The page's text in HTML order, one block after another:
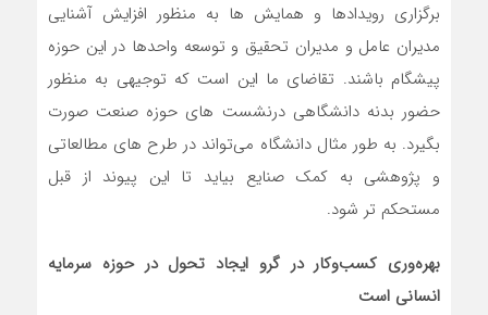
برگزاری رویدادها و همایش ها به منظور افزایش آشنایی
مدیران عامل و مدیران تحقیق و توسعه واحدها در این حوزه
پیشگام باشند. تقاضای ما این است که توجیهی به منظور
حضور بدنه دانشگاهی درنشست های حوزه صنعت صورت
بگیرد. به طور مثال دانشگاه می‌تواند در طرح های مطالعاتی
و پژوهشی به کمک صنایع بیاید تا این پیوند از قبل
مستحکم تر شود.
بهرهوری کسب‌وکار در گرو ایجاد تحول در حوزه سرمایه
انسانی است